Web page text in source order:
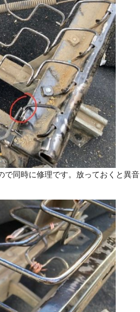
で同時に修理です。放っておくと異音